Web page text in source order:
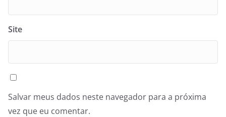
Site
Salvar meus dados neste navegador para a próxima
vez que eu comentar.